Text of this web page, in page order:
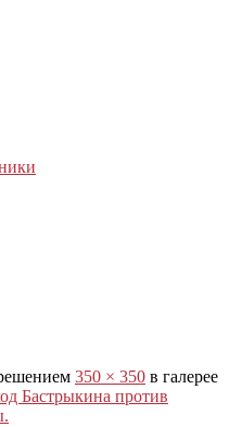
350 × 350 в галерее
Бастрыкина против